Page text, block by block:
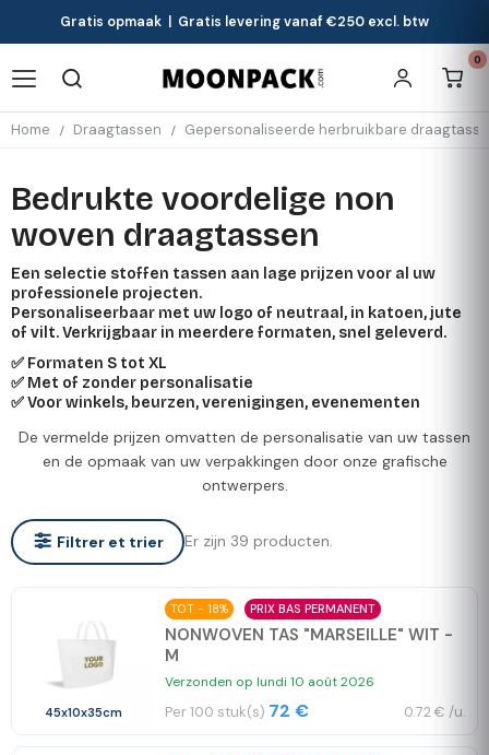
Gratis opmaak | Gratis levering vanaf €250 excl. btw
0
Home Draagtassen Gepersonaliseerde herbruikbare
Bedrukte voordelige non
woven draagtassen
Een selectie stoffen tassen aan lage prijzen voor al uw
professionele projecten.
Personaliseerbaar met uw logo of neutraal, in katoen, jute
of vilt. Verkrijgbaar in meerdere formaten, snel geleverd.
✅ Formaten S tot XL
✅ Met of zonder personalisatie
✅ Voor winkels, beurzen, verenigingen, evenementen
De vermelde prijzen omvatten de personalisatie van uw tassen
en de opmaak van uw verpakkingen door onze grafische
ontwerpers.
Filtrer et trier Er zijn 39 producten.
45x10x35cm
TOT - 18% PRIX BAS PERMANENT
NONWOVEN TAS "MARSEILLE" WIT -
M
Verzonden op lundi 10 août 2026
Per 100 stuk(s) 72 € 0.72 € /u.